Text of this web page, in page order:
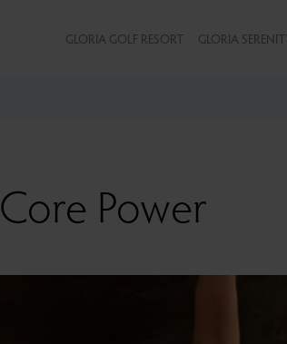
GLORIA GOLF RESORT GLORIA
Core Power